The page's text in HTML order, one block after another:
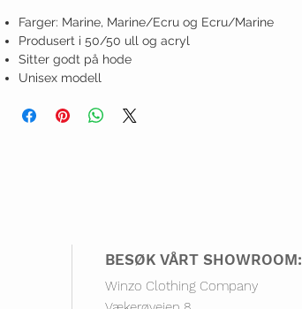
Farger: Marine, Marine/Ecru og Ecru/Marine
Produsert i 50/50 ull og acryl
Sitter godt på hode
Unisex modell
BESØK VÅRT SHOWROOM:
Winzo Clothing Company